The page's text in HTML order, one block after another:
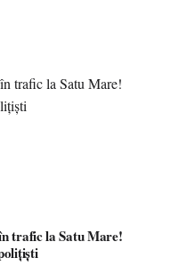
trafic la Satu Mare!